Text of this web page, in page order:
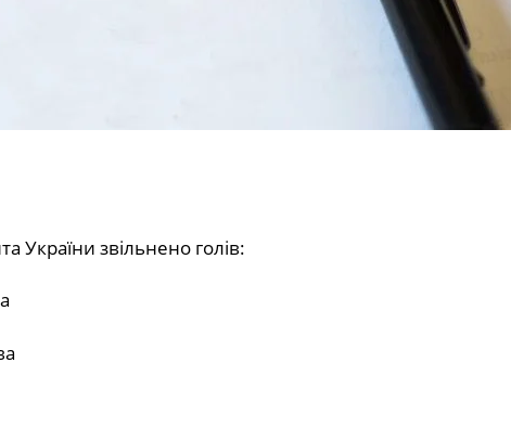
України звільнено голів: